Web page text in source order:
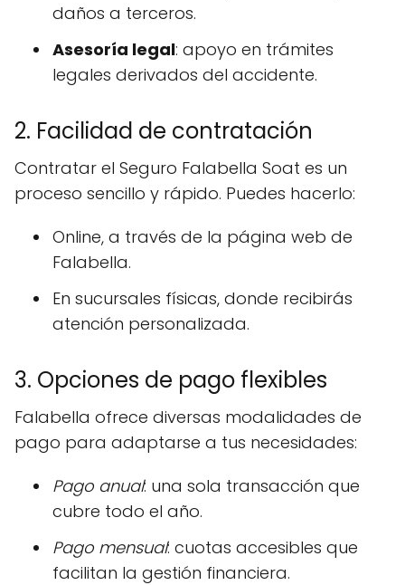
daños a terceros.
Asesoría legal: apoyo en trámites
legales derivados del accidente.
2. Facilidad de contratación
Contratar el Seguro Falabella Soat es un
proceso sencillo y rápido. Puedes hacerlo:
Online, a través de la página web de
Falabella.
En sucursales físicas, donde recibirás
atención personalizada.
3. Opciones de pago flexibles
Falabella ofrece diversas modalidades de
pago para adaptarse a tus necesidades:
Pago anual: una sola transacción que
cubre todo el año.
Pago mensual: cuotas accesibles que
facilitan la gestión financiera.